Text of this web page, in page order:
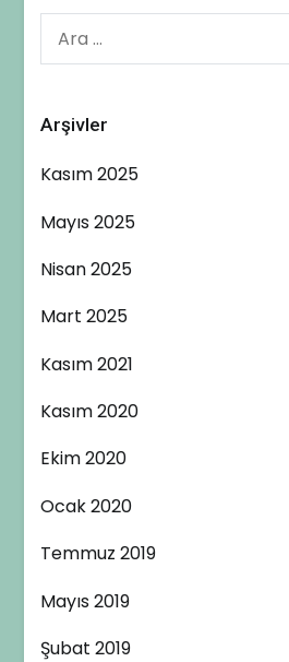
Arama:
Arşivler
Kasım 2025
Mayıs 2025
Nisan 2025
Mart 2025
Kasım 2021
Kasım 2020
Ekim 2020
Ocak 2020
Temmuz 2019
Mayıs 2019
Şubat 2019